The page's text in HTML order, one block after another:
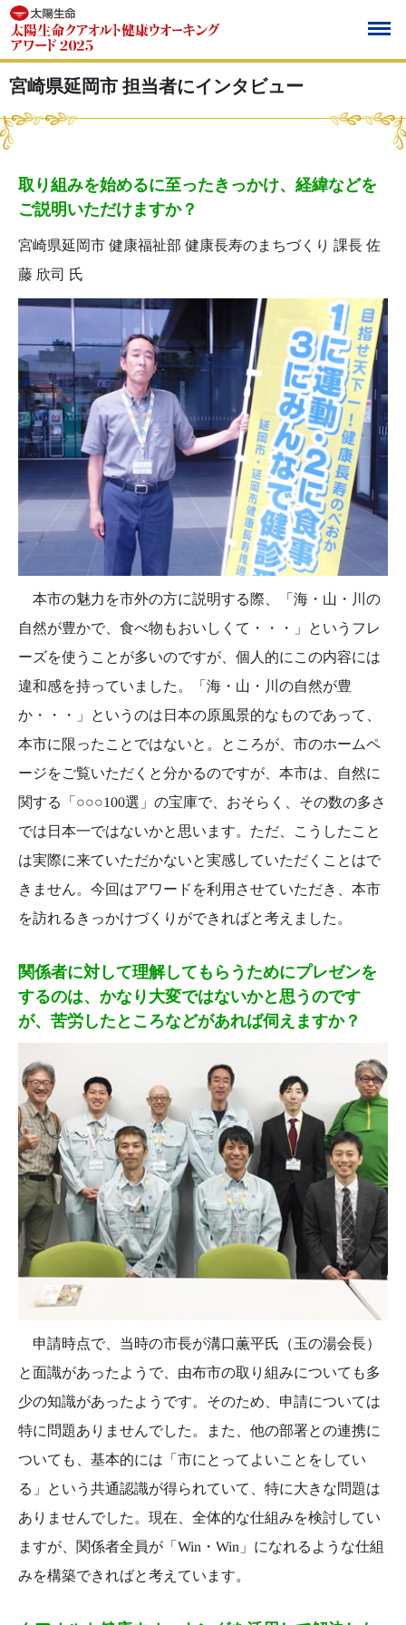
宮崎県延岡市 担当者にインタビュー
取り組みを始めるに至ったきっかけ、経緯などを
ご説明いただけますか？
宮崎県延岡市 健康福祉部 健康長寿のまちづくり 課長 佐
藤 欣司 氏
本市の魅力を市外の方に説明する際、「海・山・川の
自然が豊かで、食べ物もおいしくて・・・」というフレ
ーズを使うことが多いのですが、個人的にこの内容には
違和感を持っていました。「海・山・川の自然が豊
か・・・」というのは日本の原風景的なものであって、
本市に限ったことではないと。ところが、市のホームペ
ージをご覧いただくと分かるのですが、本市は、自然に
関する「○○○100選」の宝庫で、おそらく、その数の多さ
では日本一ではないかと思います。ただ、こうしたこと
は実際に来ていただかないと実感していただくことはで
きません。今回はアワードを利用させていただき、本市
を訪れるきっかけづくりができればと考えました。
関係者に対して理解してもらうためにプレゼンを
するのは、かなり大変ではないかと思うのです
が、苦労したところなどがあれば伺えますか？
申請時点で、当時の市長が溝口薫平氏（玉の湯会長）
と面識があったようで、由布市の取り組みについても多
少の知識があったようです。そのため、申請については
特に問題ありませんでした。また、他の部署との連携に
ついても、基本的には「市にとってよいことをしてい
る」という共通認識が得られていて、特に大きな問題は
ありませんでした。現在、全体的な仕組みを検討してい
ますが、関係者全員が「Win・Win」になれるような仕組
みを構築できればと考えています。